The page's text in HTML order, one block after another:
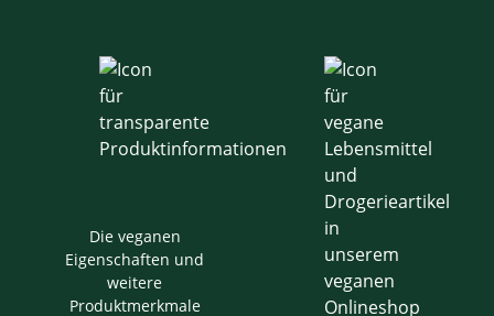
Die veganen
Eigenschaften und
weitere
Produktmerkmale